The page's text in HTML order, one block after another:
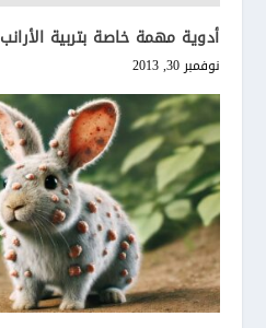
أدوية مهمة خاصة بتربية الأرانب
نوفمبر 30, 2013